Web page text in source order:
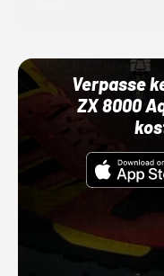
Verpasse
ZX 8000